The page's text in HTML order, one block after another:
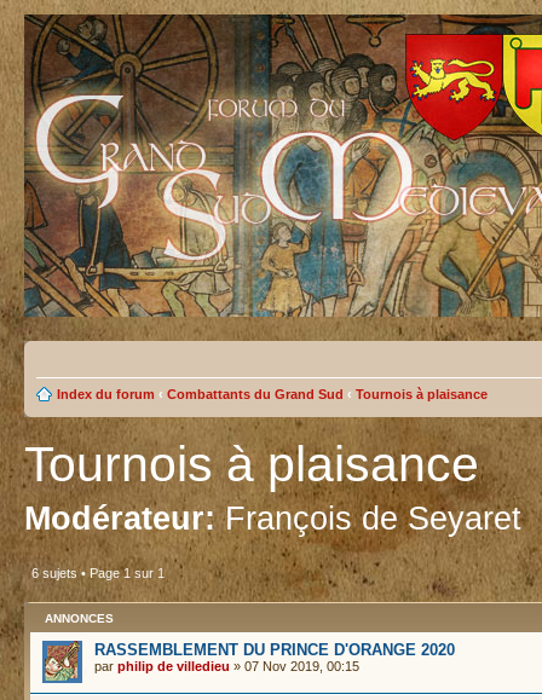
Index du forum ‹ Combattants du Grand Sud ‹ Tournois à plaisance
Tournois à plaisance
Modérateur: François de Seyaret
6 sujets • Page1 sur 1
ANNONCES
RASSEMBLEMENT DU PRINCE D'ORANGE 2020
par philip de villedieu » 07 Nov 2019, 00:15